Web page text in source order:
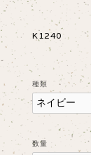
K1240
種類
数量